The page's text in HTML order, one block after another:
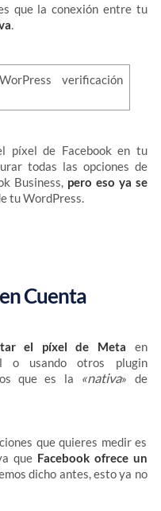
que la conexión entre tu
píxel de Facebook en tu
todas las opciones de
Business, pero eso ya se
tu WordPress.
Cuenta
el píxel de Meta en
o usando otros plugin
que es la
«nativa» de
que quieres medir es
que Facebook ofrece un
dicho antes, esto ya no